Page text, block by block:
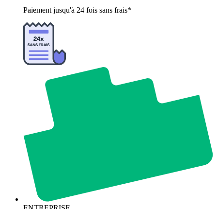
Paiement jusqu'à 24 fois sans frais*